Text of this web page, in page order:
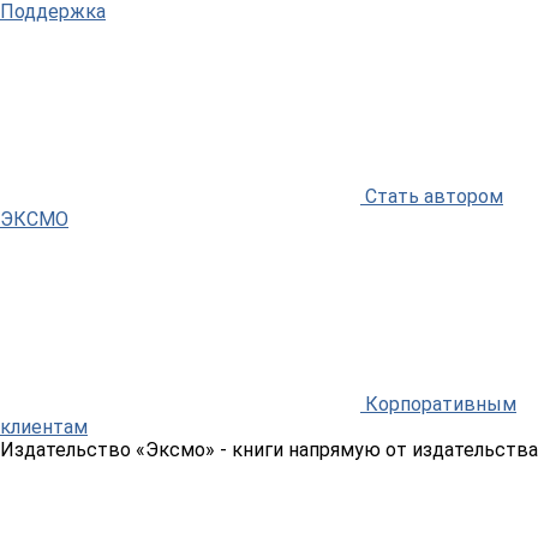
Поддержка
Стать автором
ЭКСМО
Корпоративным
клиентам
Издательство «Эксмо» - книги напрямую от издательства